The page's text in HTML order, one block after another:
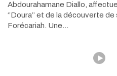
Abdourahamane Diallo,
‘’Doura’’ et de la découverte
Forécariah. Une…